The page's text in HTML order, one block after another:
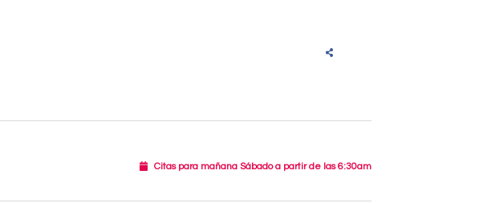
Citas para mañana Sábado a partir de las 6:30am